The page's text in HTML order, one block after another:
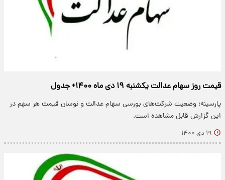
قیمت روز سهام عدالت یکشنبه ۱۹ دی ماه ۱۴۰۰+ جدول
پارسینه: وضعیت شرکت‌های بورسی سهام عدالت و نوسان قیمت هر سهم در
این گزارش قابل مشاهده است.
۱۹ دی ۱۴۰۰